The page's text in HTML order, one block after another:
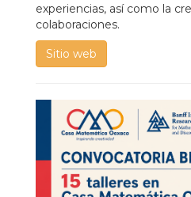
experiencias, así como la
colaboraciones.
Sitio web